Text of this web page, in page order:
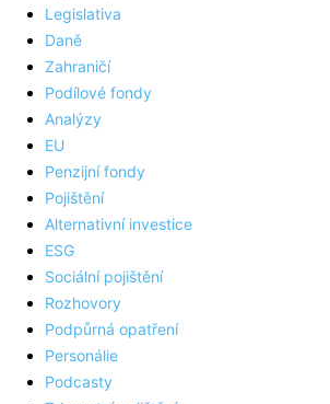
Legislativa
Daně
Zahraničí
Podílové fondy
Analýzy
EU
Penzijní fondy
Pojištění
Alternativní investice
ESG
Sociální pojištění
Rozhovory
Podpůrná opatření
Personálie
Podcasty